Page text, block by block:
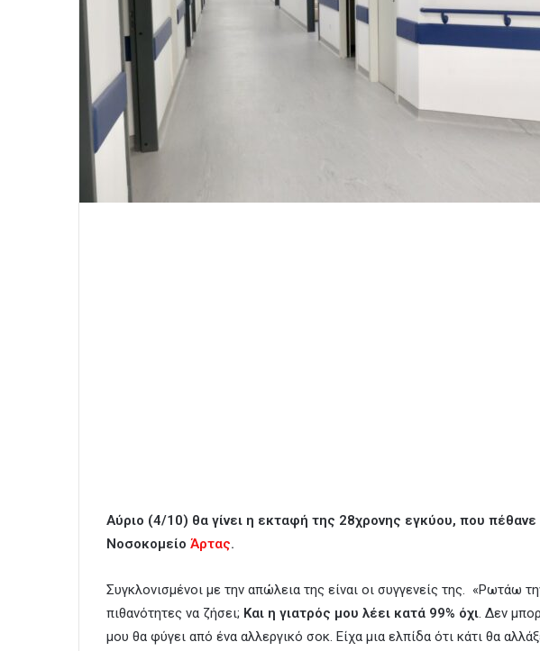
Αύριο (4/10) θα γίνει η εκταφή της 28χρονης εγκύου, που
Νοσοκομείο Άρτας.
Συγκλονισμένοι με την απώλεια της είναι οι συγγενείς της. «Ρωτάω
πιθανότητες να ζήσει; Και η γιατρός μου λέει κατά 99% όχι. Δεν
μου θα φύγει από ένα αλλεργικό σοκ. Είχα μια ελπίδα ότι κάτι θα